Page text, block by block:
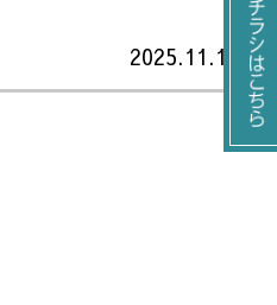
2025.11.17